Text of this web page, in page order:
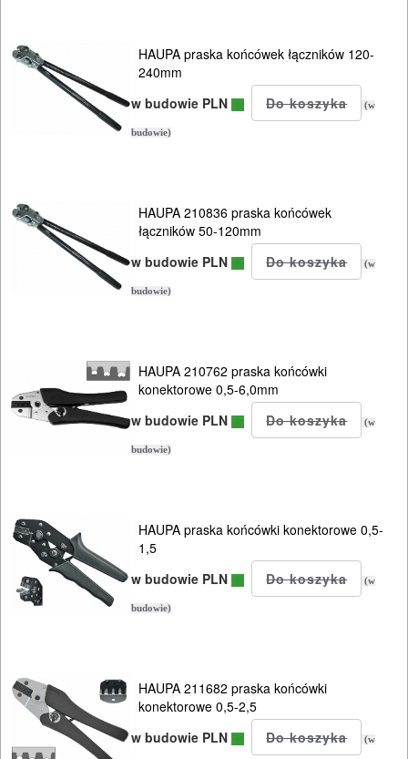
BUDOWLANE
ELEKTRY..
MASZYNKI
URZĄDZENIA
BUDOWLANE
BRUKARSKIE
OBRÓBKA
DREWNA
WARSZTATOWE
I
RĘCZNE
OSPRZĘT
Zestawy
HAUPA praska końcówek łączników 120-
240mm
w budowie PLN
(w
budowie)
HAUPA 210836 praska końcówek
łączników 50-120mm
w budowie PLN
(w
budowie)
HAUPA 210762 praska końcówki
konektorowe 0,5-6,0mm
w budowie PLN
(w
budowie)
HAUPA praska końcówki konektorowe 0,5-
1,5
w budowie PLN
(w
budowie)
HAUPA 211682 praska końcówki
konektorowe 0,5-2,5
w budowie PLN
(w